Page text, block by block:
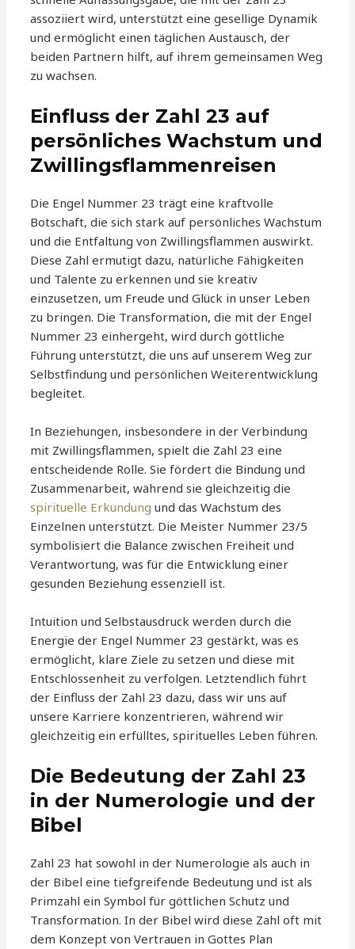
assoziiert wird, unterstützt eine gesellige Dynamik
und ermöglicht einen täglichen Austausch, der
beiden Partnern hilft, auf ihrem gemeinsamen Weg
zu wachsen.
Einfluss der Zahl 23 auf
persönliches Wachstum und
Zwillingsflammenreisen
Die Engel Nummer 23 trägt eine kraftvolle
Botschaft, die sich stark auf persönliches Wachstum
und die Entfaltung von Zwillingsflammen auswirkt.
Diese Zahl ermutigt dazu, natürliche Fähigkeiten
und Talente zu erkennen und sie kreativ
einzusetzen, um Freude und Glück in unser Leben
zu bringen. Die Transformation, die mit der Engel
Nummer 23 einhergeht, wird durch göttliche
Führung unterstützt, die uns auf unserem Weg zur
Selbstfindung und persönlichen Weiterentwicklung
begleitet.
In Beziehungen, insbesondere in der Verbindung
mit Zwillingsflammen, spielt die Zahl 23 eine
entscheidende Rolle. Sie fördert die Bindung und
Zusammenarbeit, während sie gleichzeitig die
spirituelle Erkundung und das Wachstum des
Einzelnen unterstützt. Die Meister Nummer 23/5
symbolisiert die Balance zwischen Freiheit und
Verantwortung, was für die Entwicklung einer
gesunden Beziehung essenziell ist.
Intuition und Selbstausdruck werden durch die
Energie der Engel Nummer 23 gestärkt, was es
ermöglicht, klare Ziele zu setzen und diese mit
Entschlossenheit zu verfolgen. Letztendlich führt
der Einfluss der Zahl 23 dazu, dass wir uns auf
unsere Karriere konzentrieren, während wir
gleichzeitig ein erfülltes, spirituelles Leben führen.
Die Bedeutung der Zahl 23
in der Numerologie und der
Bibel
Zahl 23 hat sowohl in der Numerologie als auch in
der Bibel eine tiefgreifende Bedeutung und ist als
Primzahl ein Symbol für göttlichen Schutz und
Transformation. In der Bibel wird diese Zahl oft mit
dem Konzept von Vertrauen in Gottes Plan